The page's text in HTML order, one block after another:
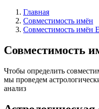
Главная
Совместимость имён
Совместимость имён
Совместимость
Чтобы определить
мы проведем
анализ